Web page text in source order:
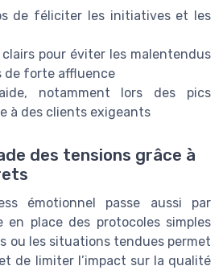
de féliciter les initiatives et les
clairs pour éviter les malentendus
de forte affluence
notamment lors des pics
à des clients exigeants
des tensions grâce à
émotionnel passe aussi par
en place des protocoles simples
ou les situations tendues permet
de limiter l’impact sur la qualité